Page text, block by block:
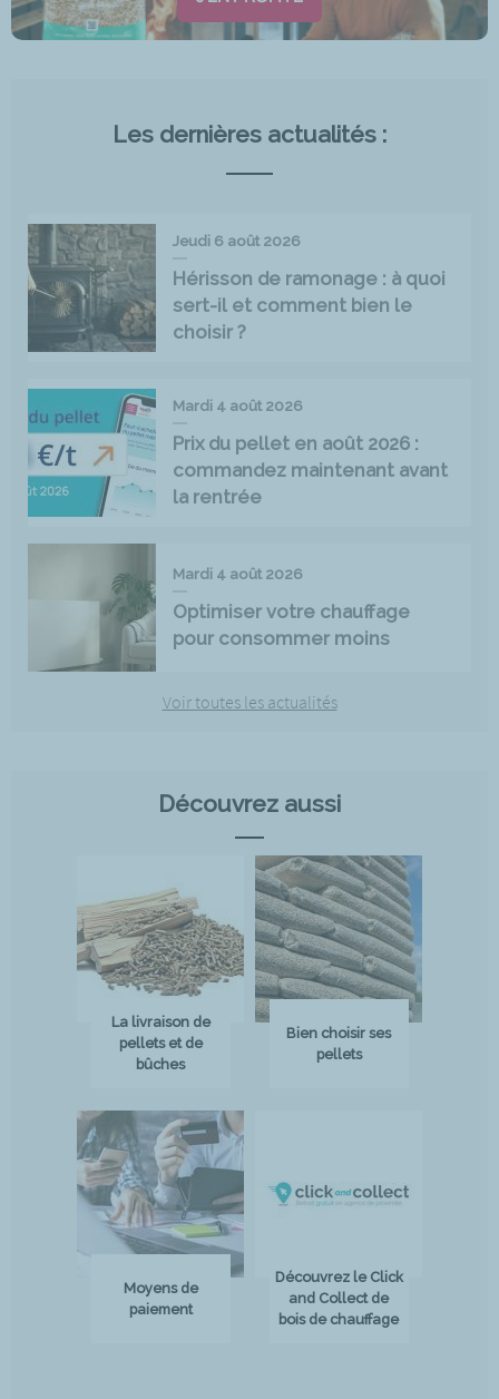
Les dernières actualités :
Jeudi 6 août 2026
Hérisson de ramonage : à quoi
sert-il et comment bien le
choisir ?
Mardi 4 août 2026
Prix du pellet en août 2026 :
commandez maintenant avant
la rentrée
Mardi 4 août 2026
Optimiser votre chauffage
pour consommer moins
Voir toutes les actualités
Découvrez aussi
La livraison de
pellets et de
bûches
Bien choisir ses
pellets
Moyens de
paiement
Découvrez le Click
and Collect de
bois de chauffage